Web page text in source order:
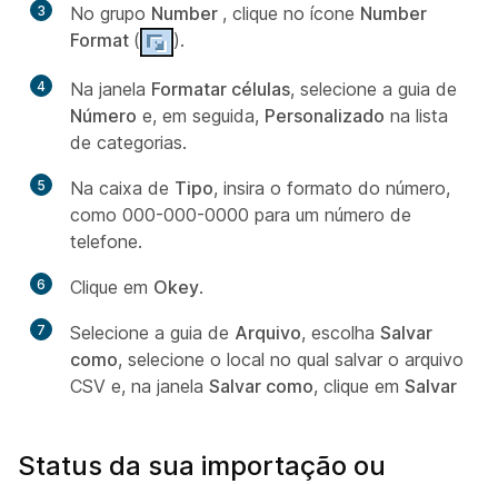
3 No grupo Number , clique no ícone Number
Format ( ).
4 Na janela Formatar células, selecione a guia de
Número e, em seguida, Personalizado na lista
de categorias.
5 Na caixa de Tipo, insira o formato do número,
como 000-000-0000 para um número de
telefone.
6 Clique em Okey.
7 Selecione a guia de Arquivo, escolha Salvar
como, selecione o local no qual salvar o arquivo
CSV e, na janela Salvar como, clique em Salvar
Status da sua importação ou